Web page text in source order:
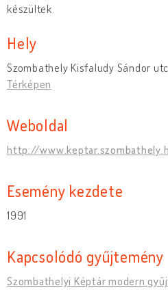
készültek.
Hely
Szombathely Kisfaludy Sándor
Térképen
Weboldal
http://
Esemény kezdete
1991
Kapcsolódó gyűjtemény
Szombathelyi Képtár modern